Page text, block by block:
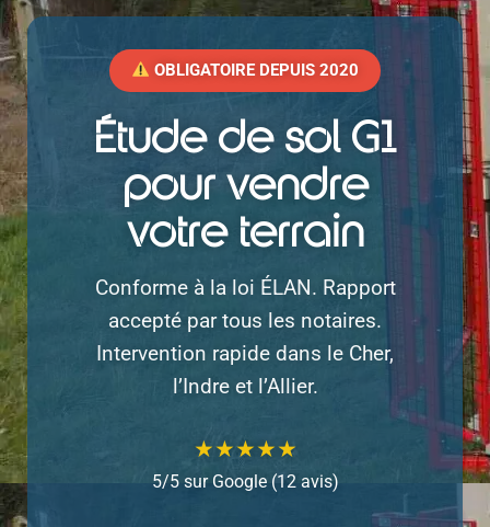
d
o
k
OBLIGATOIRE DEPUIS 2020
Étude de sol G1
pour vendre
votre terrain
Conforme à la loi ÉLAN. Rapport
accepté par tous les notaires.
Intervention rapide dans le Cher,
l’Indre et l’Allier.
★★★★★
5/5 sur Google (12 avis)